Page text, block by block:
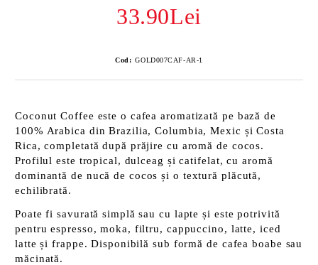
33.90Lei
Cod: GOLD007CAF-AR-1
Coconut Coffee este o cafea aromatizată pe bază de
100% Arabica din Brazilia, Columbia, Mexic și Costa
Rica, completată după prăjire cu aromă de cocos.
Profilul este tropical, dulceag și catifelat, cu aromă
dominantă de nucă de cocos și o textură plăcută,
echilibrată.
Poate fi savurată simplă sau cu lapte și este potrivită
pentru espresso, moka, filtru, cappuccino, latte, iced
latte și frappe. Disponibilă sub formă de cafea boabe sau
măcinată.